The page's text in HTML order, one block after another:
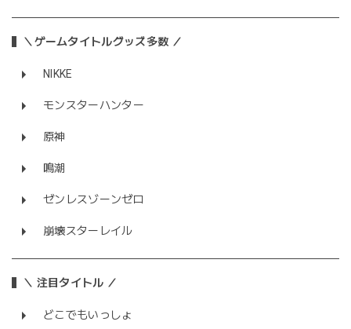
＼ゲームタイトルグッズ多数 ／
NIKKE
モンスターハンター
原神
鳴潮
ゼンレスゾーンゼロ
崩壊スターレイル
＼ 注目タイトル ／
どこでもいっしょ